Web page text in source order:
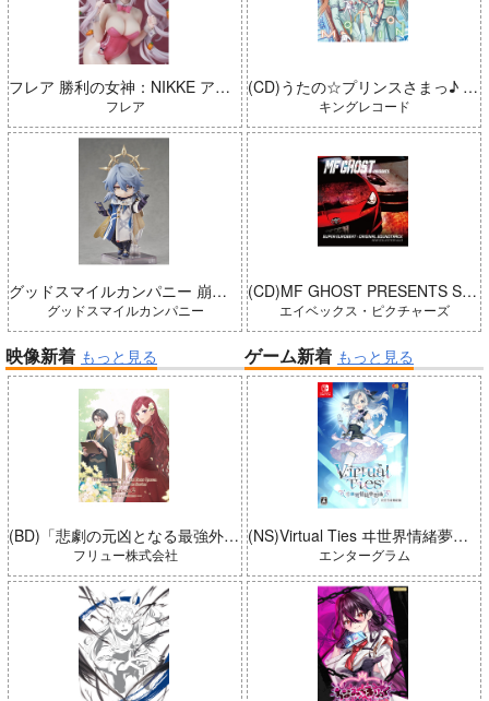
フレア 勝利の女神：NIKKE アリス：ワンダーランドバニー 完成品
フレア
グッドスマイルカンパニー 崩壊：スターレイル ねんどろいどどーる サンデー 完成品
グッドスマイルカンパニー
(CD)うたの☆プリンスさまっ♪ LIVE EMOTION 2nd Anniversary CD トキヤ・カミュ・瑛二・大和
キングレコード
(CD)MF GHOST PRESENTS SUPER EUROBEAT × ORIGINAL SOUNDTRACK NEW COLLECTION Vol.3
エイベックス・ピクチャーズ
映像新着 もっと見る
(BD)「悲劇の元凶となる最強外道ラスボス女王は民の為に尽くします。 Season2」BD-BOX 上巻
フリュー株式会社
ゲーム新着 もっと見る
(NS)Virtual Ties ヰ世界情緒夢想曲 完全生産限定版
エンターグラム